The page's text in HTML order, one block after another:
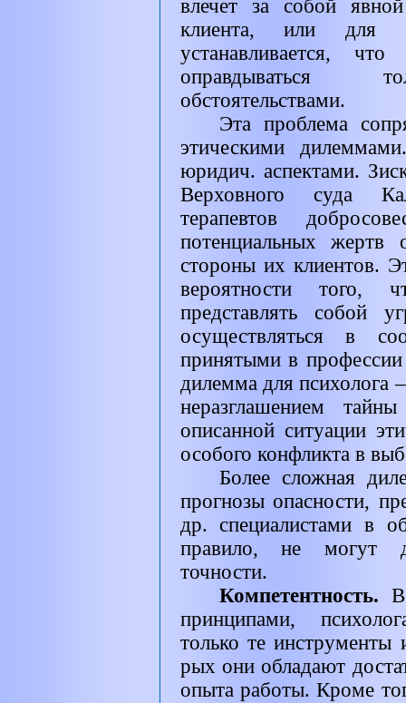
влечет за собой
клиента, или
устанавливается,
оправдываться
обстоятельствами.
Эта проблема
этическими
юридич. аспектами.
Верховного суда
терапевтов
потенциальных жертв
стороны их клиентов.
вероятности того,
представлять собой
осуществляться в
принятыми в профессии
дилемма для
неразглашением
описанной ситуации
особого конфликта в
Более сложная
прогнозы опасности,
др. специалистами в
правило, не могут
точности.
Компетентность.
принципами,
только те
рых они обладают
опыта работы. Кроме